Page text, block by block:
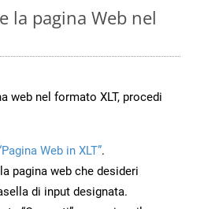
la pagina Web nel
web nel formato XLT, procedi
Web in XLT”.
pagina web che desideri
di input designata.